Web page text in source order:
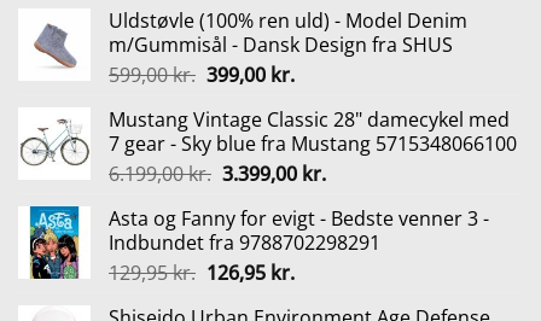
pris
var:
140,00 kr..
pris
er:
69,00 kr..
Uldstøvle (100% ren uld) - Model Denim
m/Gummisål - Dansk Design fra SHUS
599,00kr. Den
pris
var:
599,00 kr..
399,00 kr.Den
pris
er:
399,00 kr..
Mustang Vintage Classic 28" damecykel med
7 gear - Sky blue fra Mustang 5715348066100
6.199,00kr. Den
pris
var:
6.199,00 kr..
3.399,00 kr.Den
pris
er:
Asta og Fanny for evigt - Bedste venner 3 -
Indbundet fra 9788702298291
129,95kr. Den
126,95 kr.Den